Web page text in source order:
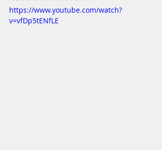
https://www.youtube.com/watch?
v=vfDp5tENfLE